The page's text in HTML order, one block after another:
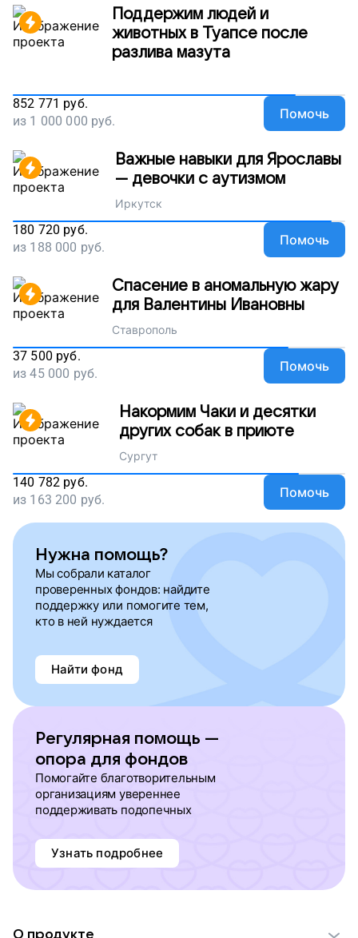
Поддержим людей и
животных в Туапсе после
разлива мазута
852 771 руб.
из 1 000 000 руб. Помочь
Важные навыки для Ярославы
— девочки с аутизмом
Иркутск
180 720 руб.
из 188 000 руб. Помочь
Спасение в аномальную жару
для Валентины Ивановны
Ставрополь
37 500 руб.
из45 000 руб. Помочь
Накормим Чаки и десятки
других собак в приюте
Сургут
140 782 руб.
из 163 200 руб. Помочь
Нужна помощь?
Мы собрали каталог
проверенных фондов: найдите
поддержку или помогите тем,
кто в ней нуждается
Найти фонд
Регулярная помощь —
опора для фондов
Помогайте благотворительным
организациям увереннее
поддерживать подопечных
Узнать подробнее
О продукте